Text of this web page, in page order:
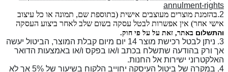
annulment-rights
2. בהזמנת מוצרים מעוצבים אישית (בתוספת שם, תמונה או כל עיצוב
אישי אחר) אין אפשרות לבטל עסקה בשום שלב לאחר ביצוע העסקה
והתשלום באתר, זאת על על פי חוק.
3. ניתן לבטל רכישת מוצר 14 יום מיום קבלת המוצר, הביטול יעשה
אך ורק בהודעה שתשלח בכתב ו/או בפקס ו/או באמצעות הדואר
האלקטרוני ישירות אל החנות.
4. במקרה של ביטול העיסקה יחוייב הלקוח בשיעור של 5% אך לא